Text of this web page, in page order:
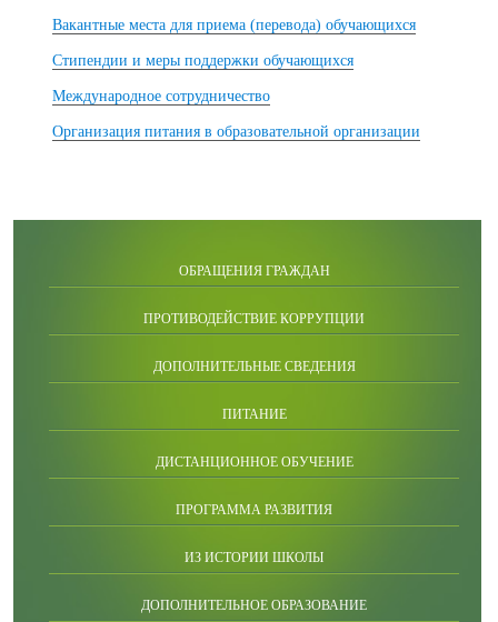
Вакантные места для приема (перевода) обучающихся
Стипендии и меры поддержки обучающихся
Международное сотрудничество
Организация питания в образовательной организации
ОБРАЩЕНИЯ ГРАЖДАН
ПРОТИВОДЕЙСТВИЕ КОРРУПЦИИ
ДОПОЛНИТЕЛЬНЫЕ СВЕДЕНИЯ
ПИТАНИЕ
ДИСТАНЦИОННОЕ ОБУЧЕНИЕ
ПРОГРАММА РАЗВИТИЯ
ИЗ ИСТОРИИ ШКОЛЫ
ДОПОЛНИТЕЛЬНОЕ ОБРАЗОВАНИЕ